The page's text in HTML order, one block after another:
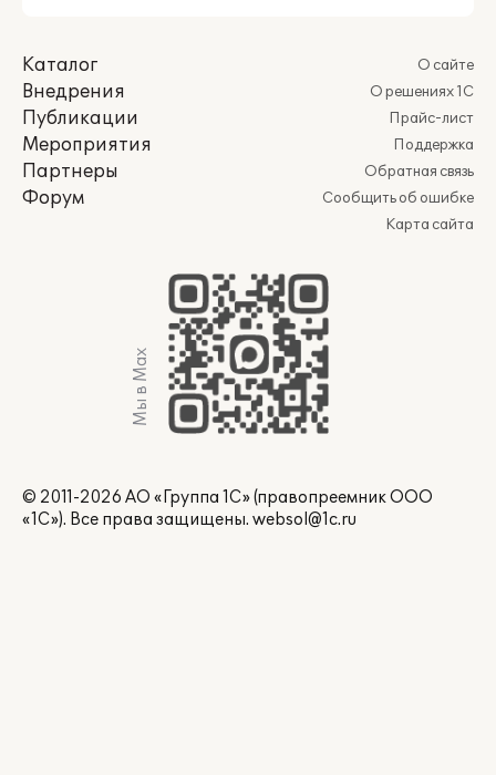
Каталог
Внедрения
Публикации
Мероприятия
Партнеры
Форум
О сайте
О решениях 1С
Прайс-лист
Поддержка
Обратная связь
Сообщить об ошибке
Карта сайта
Мы в Max
© 2011-2026 АО «Группа 1С» (правопреемник ООО
«1С»). Все права защищены. websol@1c.ru